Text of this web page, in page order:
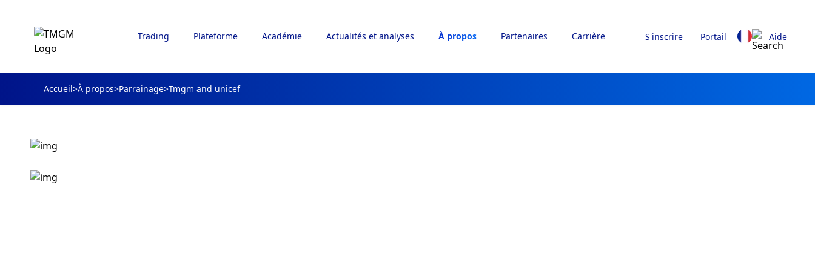
Trading Plateforme Académie Actualités et analyses À propos Partenaires Carrière S'inscrire Portail Aide
Accueil>À propos>Parrainage>Tmgm and unicef